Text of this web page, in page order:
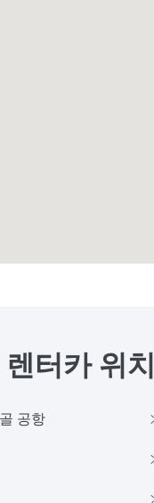
터카 위치
공항